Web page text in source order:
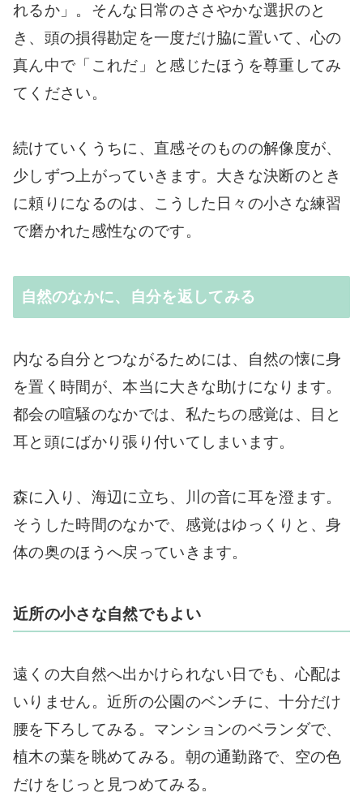
れるか」。そんな日常のささやかな選択のと
き、頭の損得勘定を一度だけ脇に置いて、心の
真ん中で「これだ」と感じたほうを尊重してみ
てください。
続けていくうちに、直感そのものの解像度が、
少しずつ上がっていきます。大きな決断のとき
に頼りになるのは、こうした日々の小さな練習
で磨かれた感性なのです。
自然のなかに、自分を返してみる
内なる自分とつながるためには、自然の懐に身
を置く時間が、本当に大きな助けになります。
都会の喧騒のなかでは、私たちの感覚は、目と
耳と頭にばかり張り付いてしまいます。
森に入り、海辺に立ち、川の音に耳を澄ます。
そうした時間のなかで、感覚はゆっくりと、身
体の奥のほうへ戻っていきます。
近所の小さな自然でもよい
遠くの大自然へ出かけられない日でも、心配は
いりません。近所の公園のベンチに、十分だけ
腰を下ろしてみる。マンションのベランダで、
植木の葉を眺めてみる。朝の通勤路で、空の色
だけをじっと見つめてみる。